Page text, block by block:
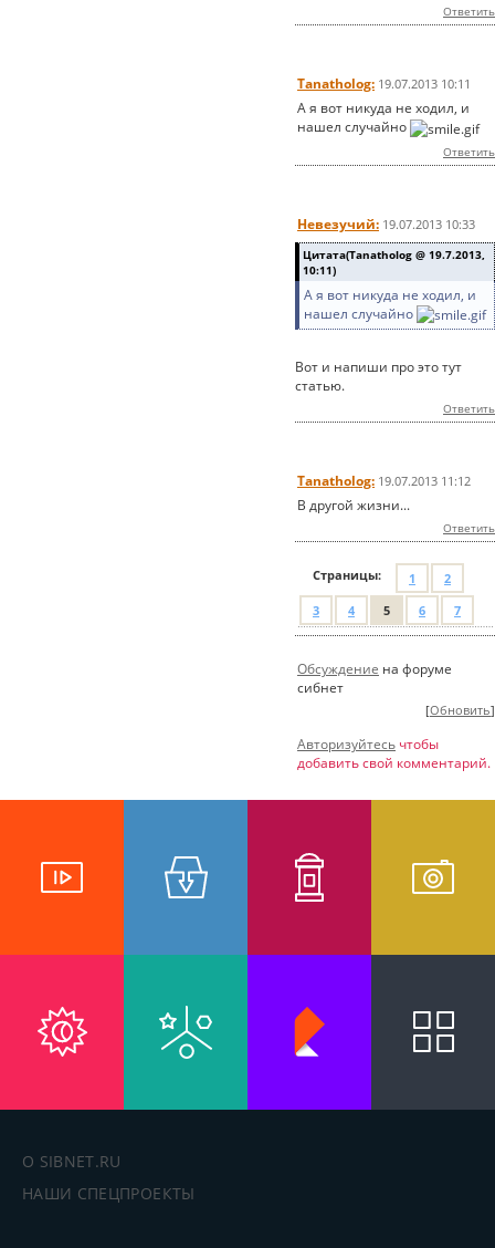
Ответить
Tanatholog: 19.07.2013 10:11
А я вот никуда не ходил, и
нашел случайно
Ответить
Невезучий: 19.07.2013 10:33
Цитата(Tanatholog @ 19.7.2013,
10:11)
А я вот никуда не ходил, и
нашел случайно
Вот и напиши про это тут
статью.
Ответить
Tanatholog: 19.07.2013 11:12
В другой жизни...
Ответить
Страницы: 1
2
3
4 5 6 7
Обсуждение на форуме
сибнет
[Обновить]
Авторизуйтесь чтобы
добавить свой комментарий.
О SIBNET.RU
НАШИ СПЕЦПРОЕКТЫ